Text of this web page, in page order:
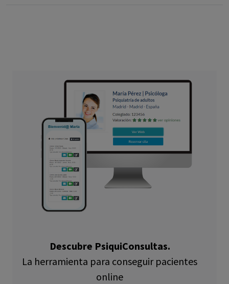
Descubre PsiquiConsultas.
La herramienta para conseguir pacientes
online